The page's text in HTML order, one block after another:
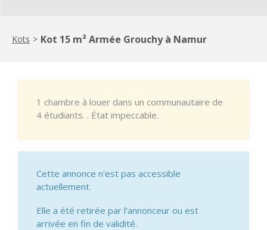
Kots > Kot 15 m² Armée Grouchy à Namur
1 chambre à louer dans un communautaire de
4 étudiants. . État impeccable.
Cette annonce n'est pas accessible
actuellement.
Elle a été retirée par l'annonceur ou est
arrivée en fin de validité.